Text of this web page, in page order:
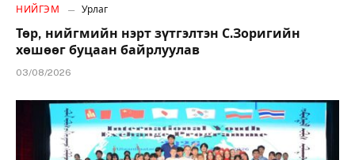
НИЙГЭМ Урлаг
Төр, нийгмийн нэрт зүтгэлтэн С.Зоригийн
хөшөөг буцаан байрлуулав
03/08/2026